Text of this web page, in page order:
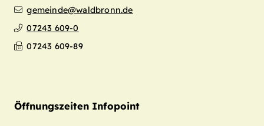
gemeinde@waldbronn.de
07243 609-0
07243 609-89
Öffnungszeiten Infopoint